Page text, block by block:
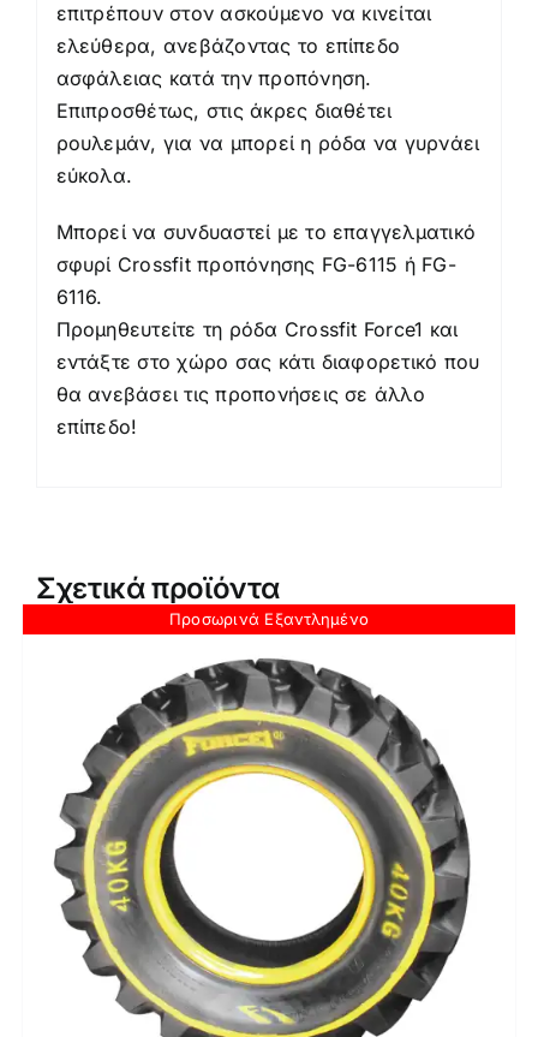
επιτρέπουν στον ασκούμενο να κινείται
ελεύθερα, ανεβάζοντας το επίπεδο
ασφάλειας κατά την προπόνηση.
Επιπροσθέτως, στις άκρες διαθέτει
ρουλεμάν, για να μπορεί η ρόδα να γυρνάει
εύκολα.
Μπορεί να συνδυαστεί με το επαγγελματικό
σφυρί Crossfit προπόνησης FG-6115 ή FG-
6116.
Προμηθευτείτε τη ρόδα Crossfit Force1 και
εντάξτε στο χώρο σας κάτι διαφορετικό που
θα ανεβάσει τις προπονήσεις σε άλλο
επίπεδο!
Σχετικά προϊόντα
Προσωρινά Εξαντλημένο